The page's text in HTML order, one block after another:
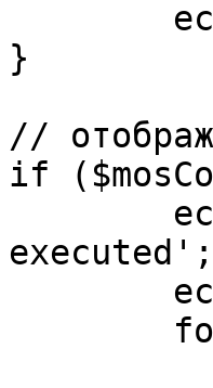
}
//
if
executed';